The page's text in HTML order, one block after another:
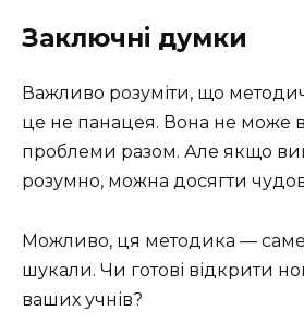
Заключні думки
Важливо розуміти, що
це не панацея. Вона не може
проблеми разом. Але якщо
розумно, можна досягти
Можливо, ця методика —
шукали. Чи готові відкрити
ваших учнів?